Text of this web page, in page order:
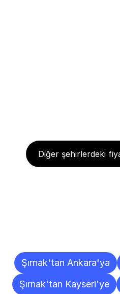
Diğer şehirlerdeki
Şırnak'tan Ankara'ya
Şırnak'tan Kayseri'ye